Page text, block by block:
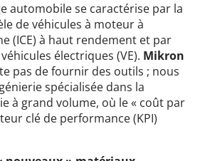
automobile se caractérise par la
de véhicules à moteur à
(ICE) à haut rendement et par
électriques (VE). Mikron
pas de fournir des outils ; nous
spécialisée dans la
à grand volume, où le « coût par
clé de performance (KPI)